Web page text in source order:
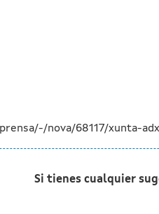
nova/68117/xunta-
Si tienes cualquier